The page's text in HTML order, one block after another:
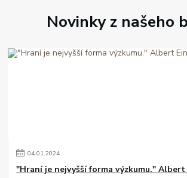
Novinky z našeho
04.01.2024
"Hraní je nejvyšší forma výzkumu."